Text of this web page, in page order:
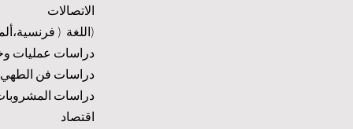
الاتصالات
(اللغة (
دراسات عمليات
دراسات فن الطهي
دراسات
اقتصاد